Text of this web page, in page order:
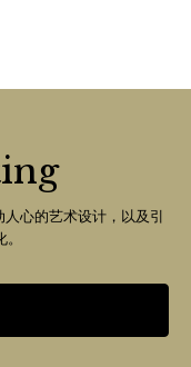
心的艺术设计，以及引